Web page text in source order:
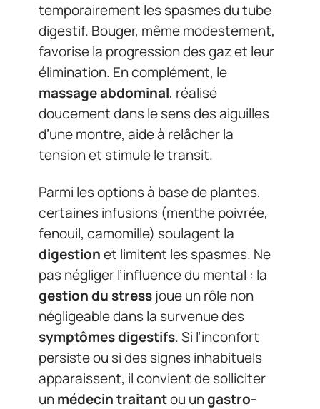
temporairement les spasmes du tube
digestif. Bouger, même modestement,
favorise la progression des gaz et leur
élimination. En complément, le
massage abdominal, réalisé
doucement dans le sens des aiguilles
d’une montre, aide à relâcher la
tension et stimule le transit.
Parmi les options à base de plantes,
certaines infusions (menthe poivrée,
fenouil, camomille) soulagent la
digestionet limitent les spasmes. Ne
pas négliger l’influence du mental : la
gestion du stress joue un rôle non
négligeable dans la survenue des
symptômes digestifs. Si l’inconfort
persiste ou si des signes inhabituels
apparaissent, il convient de solliciter
unmédecin traitantou ungastro-